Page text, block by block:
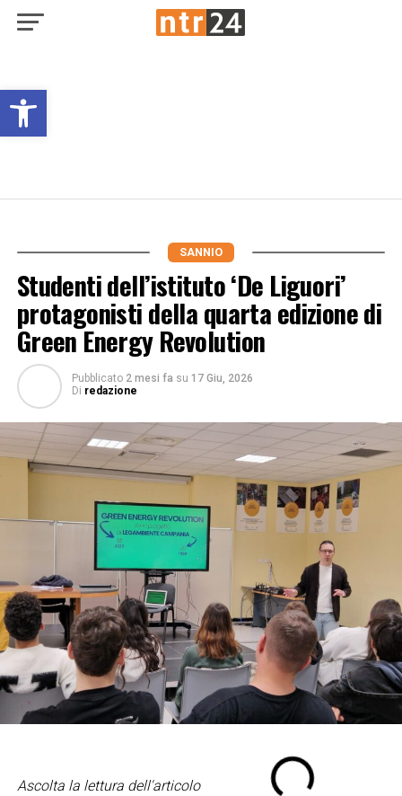
Open toolbar
SANNIO
Studenti dell’istituto ‘De Liguori’
protagonisti della quarta edizione di
Green Energy Revolution
Pubblicato 2 mesi fa su 17 Giu, 2026
Di redazione
Ascolta la lettura dell'articolo